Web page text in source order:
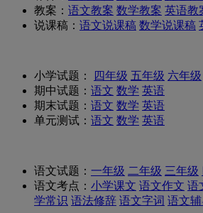
教案： 语文教案 数学教案 英语教
说课稿： 语文说课稿 数学说课稿
小学试题： 四年级 五年级 六年级
期中试题： 语文 数学 英语
期末试题： 语文 数学 英语
单元测试： 语文 数学 英语
语文试题： 一年级 二年级 三年级
语文考点： 小学课文 语文作文 语
学常识 语法修辞 语文字词 语文